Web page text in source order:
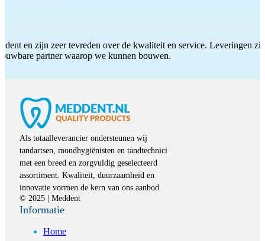
en zijn zeer tevreden over de kwaliteit en service. Leveringen
partner waarop we kunnen bouwen.
Als totaalleverancier ondersteunen wij
tandartsen, mondhygiënisten en tandtechnici
met een breed en zorgvuldig geselecteerd
assortiment. Kwaliteit, duurzaamheid en
innovatie vormen de kern van ons aanbod.
© 2025 | Meddent
Informatie
Home